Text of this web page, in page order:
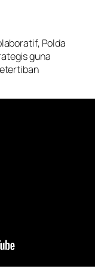
Polda
guna